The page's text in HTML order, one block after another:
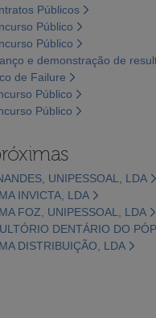
Públicos
Público
Público
e demonstração de
de Failure
Público
Público
UNIPESSOAL, LDA
INVICTA, LDA
FOZ, UNIPESSOAL, LDA
DENTÁRIO DO
DISTRIBUIÇÃO, LDA